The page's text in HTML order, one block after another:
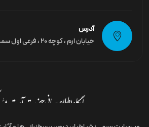
آدرس
خیابان ارم ، کوچه ۲۰ ، فرعی اول سمت چپ ، پلاک ۴ و ۶